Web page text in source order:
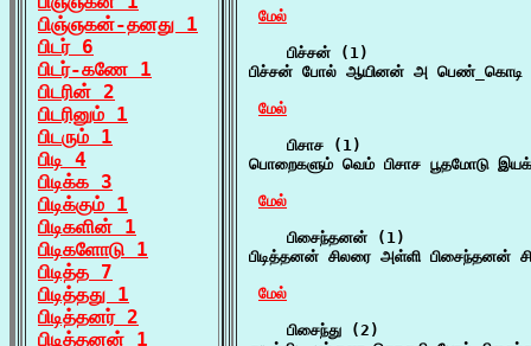
பிஞ்ஞகன்-தனது 1
பிடர் 6
பிடர்-கணே 1
பிடரின் 2
பிடரினும் 1
பிடரும் 1
பிடி 4
பிடிக்க 3
பிடிக்கும் 1
பிடிகளின் 1
பிடிகளோடு 1
பிடித்த 7
பிடித்தது 1
பிடித்தனர் 2
பிடித்தனன் 1
மேல்
    பிச்சன் (1)
பிச்சன் போல் ஆயினன் அ பெண்_கொடி
மேல்
    பிசாச (1)
பொறைகளும் வெம் பிசாச பூதமோடு
மேல்
    பிசைந்தனன் (1)
பிடித்தனன் சிலரை அள்ளி பிசைந்தனன்
மேல்
    பிசைந்து (2)